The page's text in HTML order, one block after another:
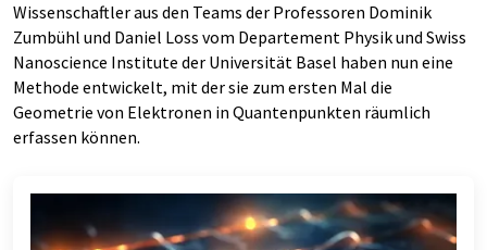
Wissenschaftler aus den Teams der Professoren Dominik
Zumbühl und Daniel Loss vom Departement Physik und Swiss
Nanoscience Institute der Universität Basel haben nun eine
Methode entwickelt, mit der sie zum ersten Mal die
Geometrie von Elektronen in Quantenpunkten räumlich
erfassen können.